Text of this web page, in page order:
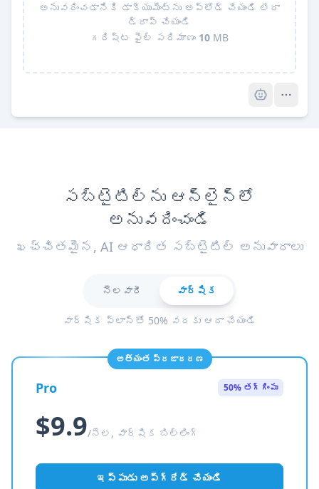
అనువదించడానికి డాక్యుమెంట్‌ను అప్‌లోడ్ చేయండి లేదా
డ్రాప్ చేయండి
గరిష్ట ఫైల్ పరిమాణం 10 MB
సబ్‌టైటిల్‌ను ఆన్‌లైన్‌లో
అనువదించండి
ఖచ్చితమైన, AI ఆధారిత సబ్‌టైటిల్ అనువాదాలు
నెలవారీ వార్షిక
వార్షిక ప్లాన్‌తో 50% వరకు ఆదా చేయండి
అత్యంత ప్రజాదరణ
Pro 50% తగ్గింపు
$9.9/నెల, వార్షిక బిల్లింగ్
ఇప్పుడు అప్‌గ్రేడ్ చేయండి